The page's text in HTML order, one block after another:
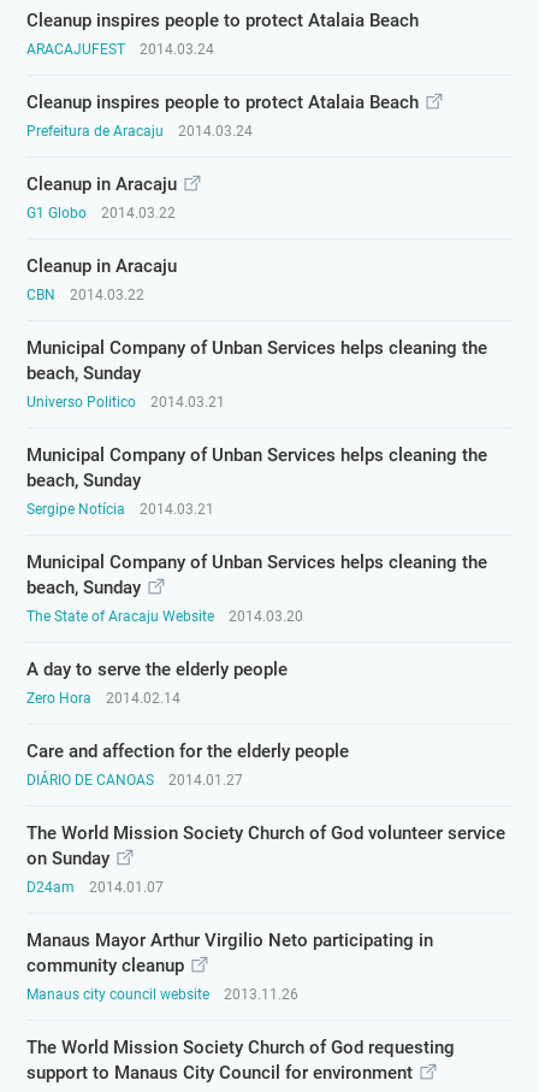
Cleanup inspires people to protect Atalaia Beach
ARACAJUFEST 2014.03.24
Cleanup inspires people to protect Atalaia Beach
Prefeitura de Aracaju 2014.03.24
Cleanup in Aracaju
G1 Globo 2014.03.22
Cleanup in Aracaju
CBN 2014.03.22
Municipal Company of Unban Services helps cleaning the
beach, Sunday
Universo Politico 2014.03.21
Municipal Company of Unban Services helps cleaning the
beach, Sunday
Sergipe Notícia 2014.03.21
Municipal Company of Unban Services helps cleaning the
beach, Sunday
The State of Aracaju Website 2014.03.20
A day to serve the elderly people
Zero Hora 2014.02.14
Care and affection for the elderly people
DIÁRIO DE CANOAS 2014.01.27
The World Mission Society Church of God volunteer service
on Sunday
D24am 2014.01.07
Manaus Mayor Arthur Virgilio Neto participating in
community cleanup
Manaus city council website 2013.11.26
The World Mission Society Church of God requesting
support to Manaus City Council for environment